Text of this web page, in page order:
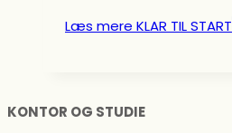
Læs mere KLAR TIL START
KONTOR OG STUDIE